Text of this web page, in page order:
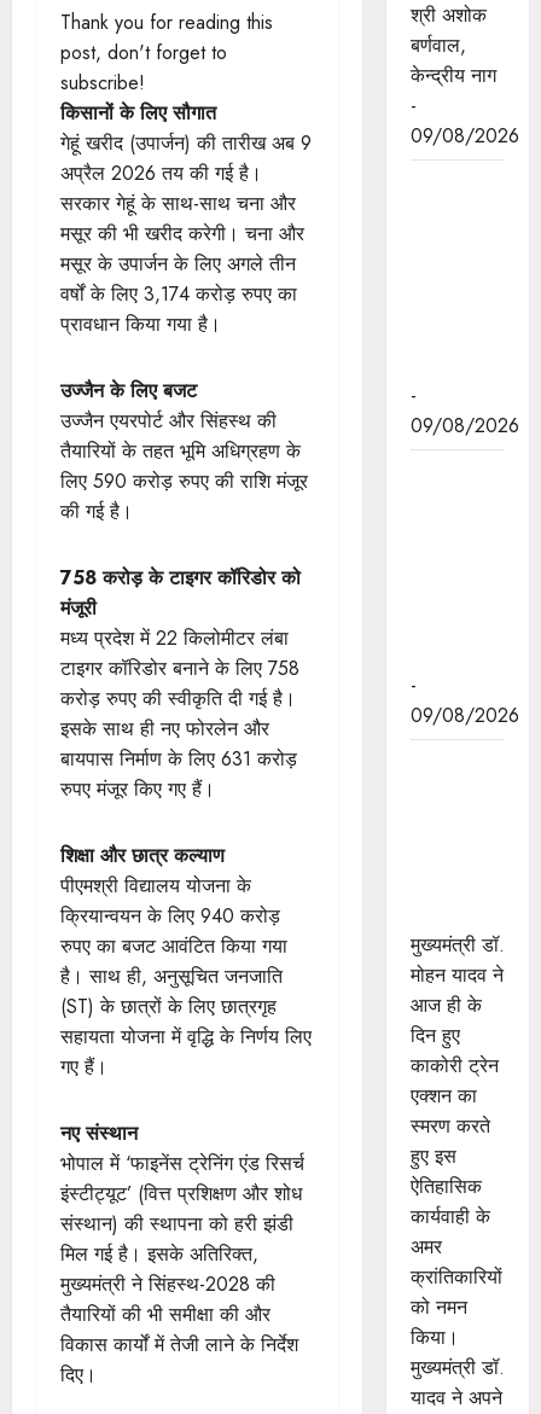
Thank you for reading this
post, don't forget to
subscribe!
किसानों के लिए सौगात
गेहूं खरीद (उपार्जन) की तारीख अब 9
अप्रैल 2026 तय की गई है।
सरकार गेहूं के साथ-साथ चना और
मसूर की भी खरीद करेगी। चना और
मसूर के उपार्जन के लिए अगले तीन
वर्षों के लिए 3,174 करोड़ रुपए का
प्रावधान किया गया है।
उज्जैन के लिए बजट
उज्जैन एयरपोर्ट और सिंहस्थ की
तैयारियों के तहत भूमि अधिग्रहण के
लिए 590 करोड़ रुपए की राशि मंजूर
की गई है।
758 करोड़ के टाइगर कॉरिडोर को
मंजूरी
मध्य प्रदेश में 22 किलोमीटर लंबा
टाइगर कॉरिडोर बनाने के लिए 758
करोड़ रुपए की स्वीकृति दी गई है।
इसके साथ ही नए फोरलेन और
बायपास निर्माण के लिए 631 करोड़
रुपए मंजूर किए गए हैं।
शिक्षा और छात्र कल्याण
पीएमश्री विद्यालय योजना के
क्रियान्वयन के लिए 940 करोड़
रुपए का बजट आवंटित किया गया
है। साथ ही, अनुसूचित जनजाति
(ST) के छात्रों के लिए छात्रगृह
सहायता योजना में वृद्धि के निर्णय लिए
गए हैं।
नए संस्थान
भोपाल में ‘फाइनेंस ट्रेनिंग एंड रिसर्च
इंस्टीट्यूट’ (वित्त प्रशिक्षण और शोध
संस्थान) की स्थापना को हरी झंडी
मिल गई है। इसके अतिरिक्त,
मुख्यमंत्री ने सिंहस्थ-2028 की
तैयारियों की भी समीक्षा की और
विकास कार्यों में तेजी लाने के निर्देश
दिए।
श्री अशोक
बर्णवाल,
केन्द्रीय नाग
-
09/08/2026
-
09/08/2026
-
09/08/2026
मुख्यमंत्री डॉ.
मोहन यादव ने
आज ही के
दिन हुए
काकोरी ट्रेन
एक्शन का
स्मरण करते
हुए इस
ऐतिहासिक
कार्यवाही के
अमर
क्रांतिकारियों
को नमन
किया।
मुख्यमंत्री डॉ.
यादव ने अपने